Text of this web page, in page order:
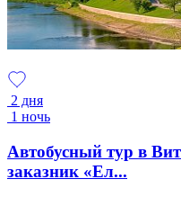
2 дня
1 ночь
Автобусный тур в
заказник «Ел...